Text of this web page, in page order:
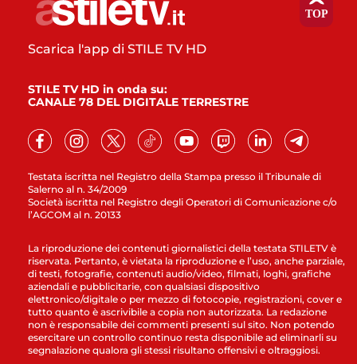
Testata iscritta nel Registro della Stampa presso il Tribunale di
Salerno al n. 34/2009
Società iscritta nel Registro degli Operatori di Comunicazione c/o
l’AGCOM al n. 20133
Scarica l'app di STILE TV HD
STILE TV HD in onda su:
CANALE 78 DEL DIGITALE TERRESTRE
La riproduzione dei contenuti giornalistici della testata STILETV è
riservata. Pertanto, è vietata la riproduzione e l’uso, anche parziale,
di testi, fotografie, contenuti audio/video, filmati, loghi, grafiche
aziendali e pubblicitarie, con qualsiasi dispositivo
elettronico/digitale o per mezzo di fotocopie, registrazioni, cover e
tutto quanto è ascrivibile a copia non autorizzata. La redazione
non è responsabile dei commenti presenti sul sito. Non potendo
esercitare un controllo continuo resta disponibile ad eliminarli su
segnalazione qualora gli stessi risultano offensivi e oltraggiosi.